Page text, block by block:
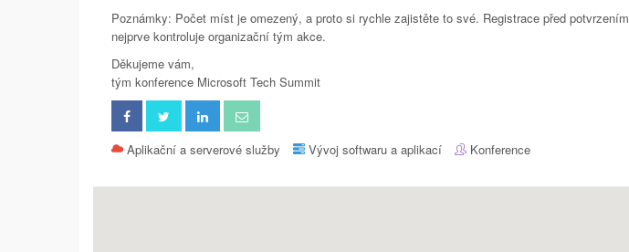
Poznámky: Počet míst je omezený, a proto si rychle zajistěte to své. Registrace před potvrzením
nejprve kontroluje organizační tým akce.
Děkujeme vám,
tým konference Microsoft Tech Summit
Aplikační a serverové služby Vývoj softwaru a aplikací Konference